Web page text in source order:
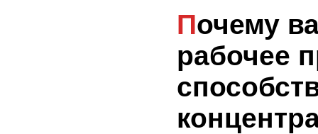
Почему важно создать
рабочее